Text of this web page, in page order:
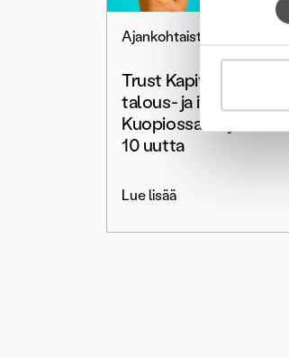
other
Ajankohtaista
Trust Kapital palkkaa
talous- ja it-osaajia
Kuopiossa – työllistää
10 uutta
Lue lisää